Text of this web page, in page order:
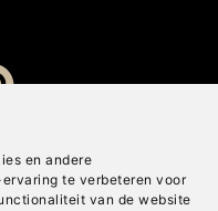
en andere
te verbeteren voor
van de website